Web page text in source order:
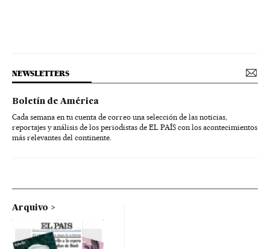
NEWSLETTERS
Boletín de América
Cada semana en tu cuenta de correo una selección de las noticias,
reportajes y análisis de los periodistas de EL PAÍS con los acontecimientos
más relevantes del continente.
Arquivo